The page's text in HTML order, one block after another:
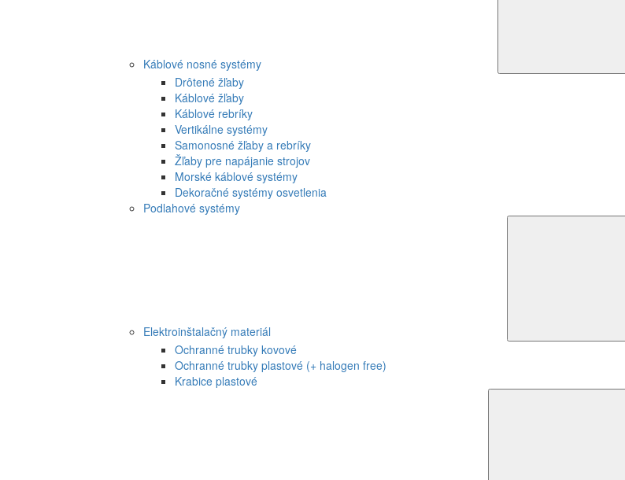
Káblové nosné systémy
Drôtené žľaby
Káblové žľaby
Káblové rebríky
Vertikálne systémy
Samonosné žľaby a rebríky
Žľaby pre napájanie strojov
Morské káblové systémy
Dekoračné systémy osvetlenia
Podlahové systémy
Elektroinštalačný materiál
Ochranné trubky kovové
Ochranné trubky plastové (+ halogen free)
Krabice plastové